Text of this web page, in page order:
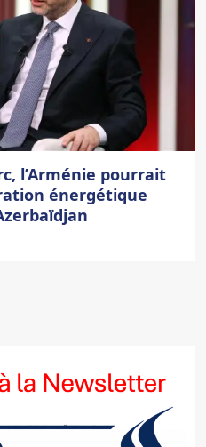
l’Arménie pourrait
énergétique